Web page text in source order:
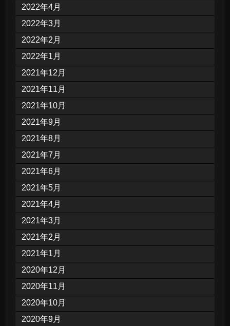
2022年4月
2022年3月
2022年2月
2022年1月
2021年12月
2021年11月
2021年10月
2021年9月
2021年8月
2021年7月
2021年6月
2021年5月
2021年4月
2021年3月
2021年2月
2021年1月
2020年12月
2020年11月
2020年10月
2020年9月